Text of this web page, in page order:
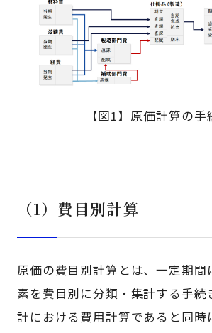
【図1】原価計算の手
（1）費目別計算
原価の費目別計算とは、一定期間
素を費目別に分類・集計する手続
計における費用計算であると同時